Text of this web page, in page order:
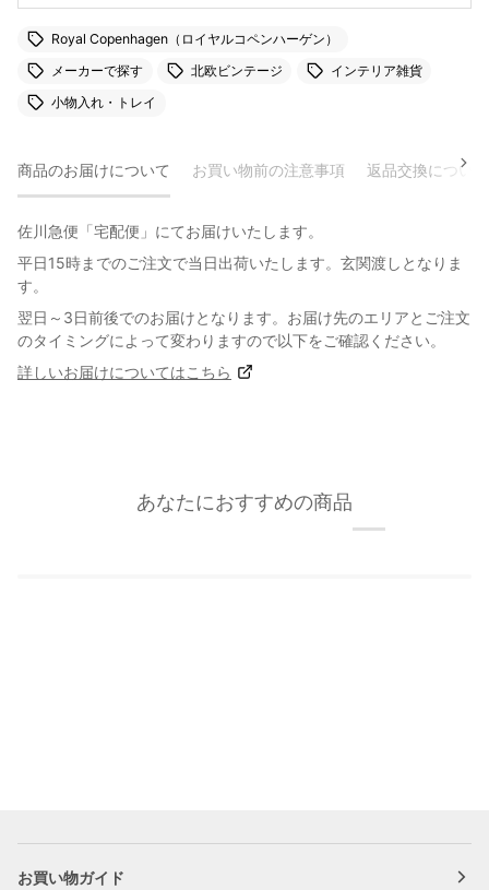
Royal Copenhagen（ロイヤルコペンハーゲン）
メーカーで探す
北欧ビンテージ
インテリア雑貨
小物入れ・トレイ
商品のお届けについて お買い物前の注意事項 返品交換について
佐川急便「宅配便」にてお届けいたします。
平日15時までのご注文で当日出荷いたします。玄関渡しとなりま
す。
翌日～3日前後でのお届けとなります。お届け先のエリアとご注文
のタイミングによって変わりますので以下をご確認ください。
詳しいお届けについてはこちら
あなたにおすすめの商品
お買い物ガイド